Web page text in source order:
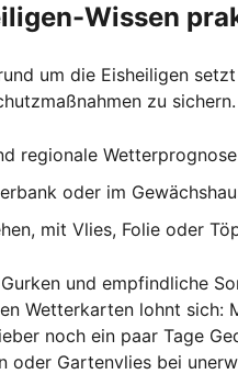
Wissen
um die Eisheiligen
zu sichern.
regionale
oder im
mit Vlies, Folie oder
und empfindliche
Wetterkarten lohnt
noch ein paar Tage
oder Gartenvlies bei